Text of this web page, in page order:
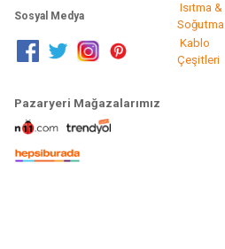
Sosyal Medya
Isıtma &
Soğutma
Kablo
Çeşitleri
Pazaryeri Mağazalarımız